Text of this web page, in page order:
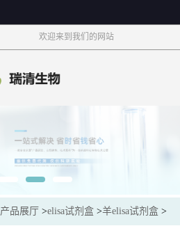
欢迎来到我们的网站
产品展厅 >elisa试剂盒 >羊elisa试剂盒 >